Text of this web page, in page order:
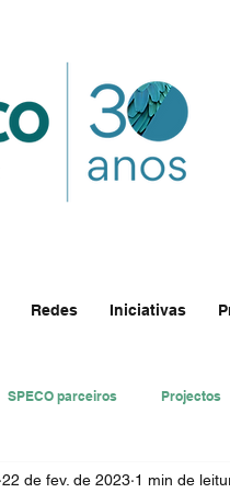
Redes Iniciativas
SPECO parceiros Projectos
Imprensa Ecologi@
22 de fev. de 2023 1 min de